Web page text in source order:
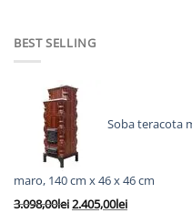
3.938,00lei.
BEST SELLING
Soba teracota
maro, 140 cm x 46 x 46 cm
3.098,00leiPrețul
2.405,00leiPrețul